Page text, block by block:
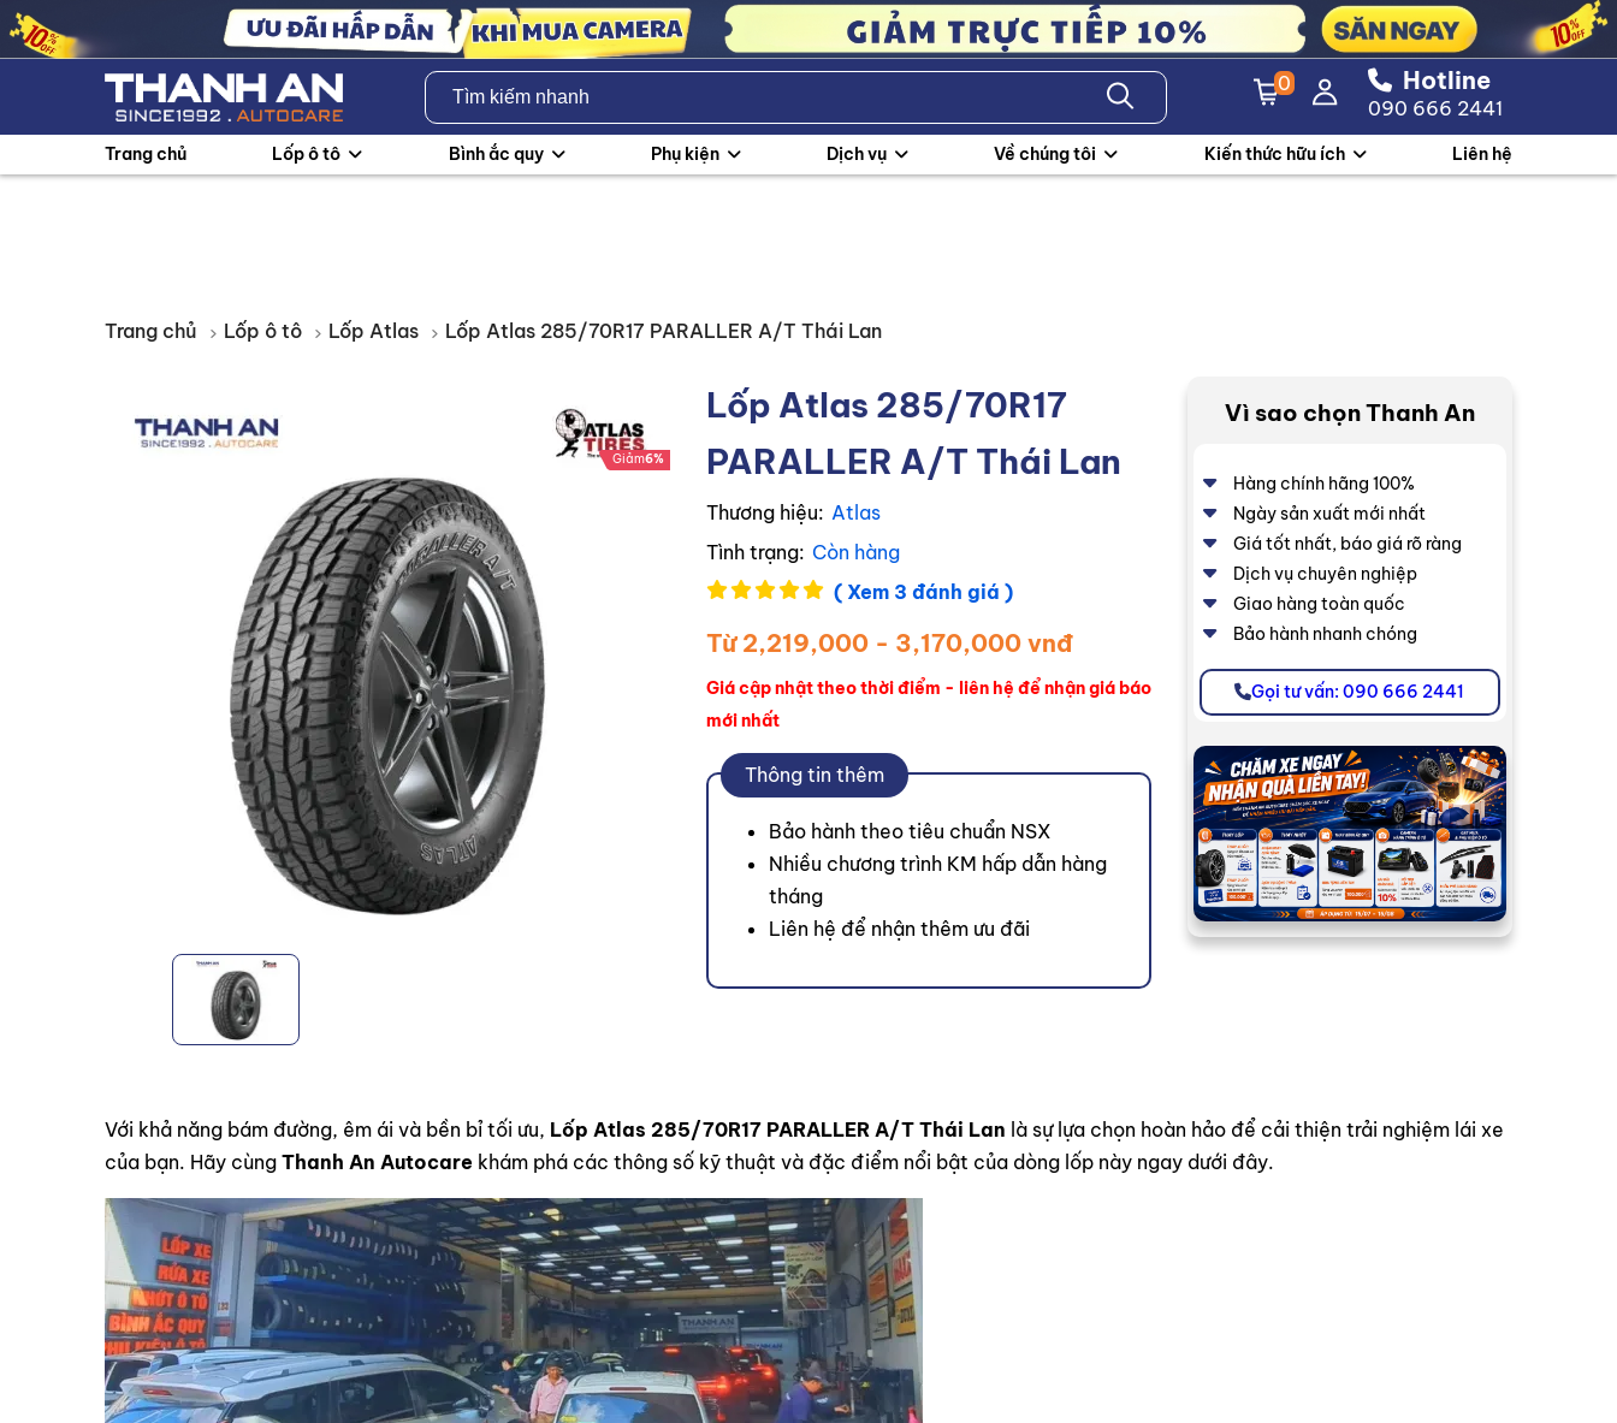
0 Hotline
090 666 2441
Trang chủ Lốp ô tô Bình ắc quy Phụ kiện Dịch vụ Về chúng tôi Kiến thức hữu ích Liên hệ
Trang chủ Lốp ô tô Lốp Atlas Lốp Atlas 285/70R17 PARALLER A/T Thái Lan
Giảm6%
Lốp Atlas 285/70R17
PARALLER A/T Thái Lan
Thương hiệu: Atlas
Tình trạng: Còn hàng
( Xem 3 đánh giá )
Từ 2,219,000 - 3,170,000 vnđ
Giá cập nhật theo thời điểm - liên hệ để nhận giá báo
mới nhất
Thông tin thêm
Bảo hành theo tiêu chuẩn NSX
Nhiều chương trình KM hấp dẫn hàng
tháng
Liên hệ để nhận thêm ưu đãi
Vì sao chọn Thanh An
Hàng chính hãng 100%
Ngày sản xuất mới nhất
Giá tốt nhất, báo giá rõ ràng
Dịch vụ chuyên nghiệp
Giao hàng toàn quốc
Bảo hành nhanh chóng
Gọi tư vấn: 090 666 2441
Với khả năng bám đường, êm ái và bền bỉ tối ưu, Lốp Atlas 285/70R17 PARALLER A/T Thái Lan là sự lựa chọn hoàn hảo để cải thiện trải nghiệm lái xe
của bạn. Hãy cùng Thanh An Autocare khám phá các thông số kỹ thuật và đặc điểm nổi bật của dòng lốp này ngay dưới đây.